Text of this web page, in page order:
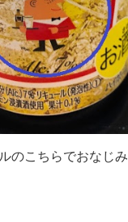
のこちらでおなじみ